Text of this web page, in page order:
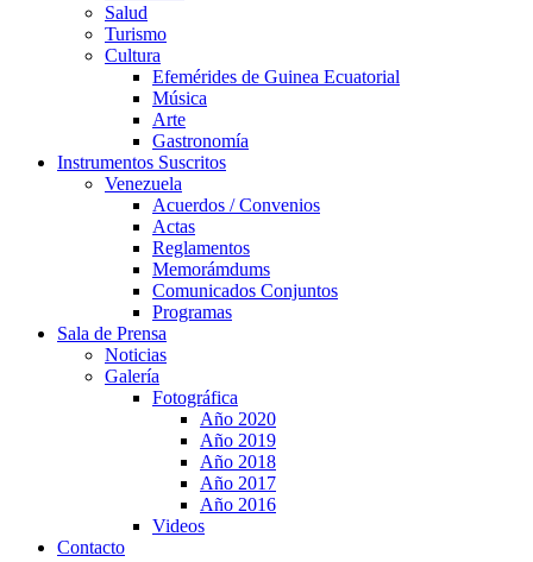
Salud
Turismo
Cultura
Efemérides de Guinea Ecuatorial
Música
Arte
Gastronomía
Instrumentos Suscritos
Venezuela
Acuerdos / Convenios
Actas
Reglamentos
Memorámdums
Comunicados Conjuntos
Programas
Sala de Prensa
Noticias
Galería
Fotográfica
Año 2020
Año 2019
Año 2018
Año 2017
Año 2016
Videos
Contacto